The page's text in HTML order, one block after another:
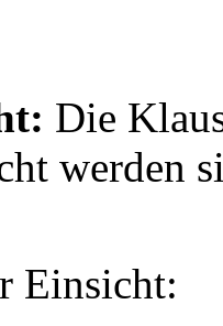
Die
werden
Einsicht: